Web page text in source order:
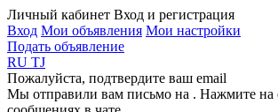
Личный кабинет Вход и регистрация
Вход Мои объявления Мои настройки
Подать объявление
RU TJ
Пожалуйста, подтвердите ваш email
Мы отправили вам письмо на . Нажмите на